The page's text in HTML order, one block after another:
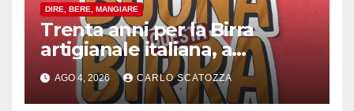
DIRE, BERE, MANGIARE
Trenta anni per la Birra
artigianale italiana, a
Pomigliano d’arco evento
celebrativo con birra speciale
AGO 4, 2026 CARLO SCATOZZA